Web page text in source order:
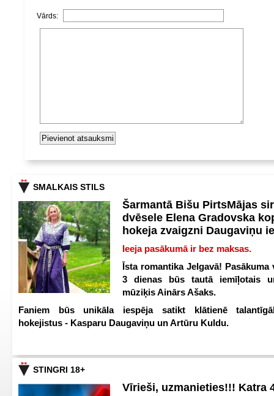
Vārds:
SMALKAIS STILS
Šarmantā Bišu PirtsMājas
dvēsele Elena Gradovska
hokeja zvaigzni Daugaviņu
Ieeja pasākumā ir bez maksas.
Īsta romantika Jelgavā! Pasākuma
3 dienas būs tautā iemīļotais
mūziķis Ainārs Ašaks.
Faniem būs unikāla iespēja satikt klātienē
hokejistus - Kasparu Daugaviņu un Artūru Kuldu.
STINGRI 18+
Vīrieši, uzmanieties!!! Katra